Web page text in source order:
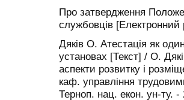
Про затвердження
службовців
Дяків О. Атестація як
установах [Текст] / О.
аспекти розвитку і
каф. управління
Терноп. нац. екон. ун-ту.